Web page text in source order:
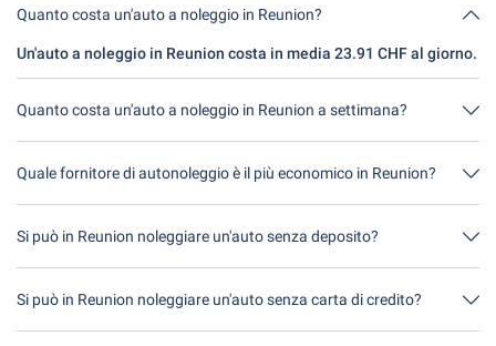
Quanto costa un'auto a noleggio in Reunion?
Un'auto a noleggio in Reunion costa in media 23.91 CHF al giorno.
Quanto costa un'auto a noleggio in Reunion a settimana?
Una macchina a noleggio in Reunion costa in media 167.40 CHF a
Quale fornitore di autonoleggio è il più economico in Reunion?
Auto Europe è in Reunion più economico. Un noleggio costa
Si può in Reunion noleggiare un'auto senza deposito?
No, purtroppo al momento non è possibile in Reunion noleggiare
Si può in Reunion noleggiare un'auto senza carta di credito?
No, purtroppo al momento non è possibile in Reunion noleggiare